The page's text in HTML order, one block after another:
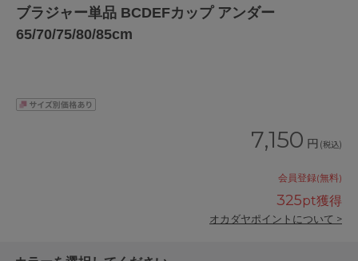
ブラジャー単品 BCDEFカップ アンダー
65/70/75/80/85cm
7,150 円 (税込)
会員登録(無料)
325pt獲得
オカダヤポイントについて >